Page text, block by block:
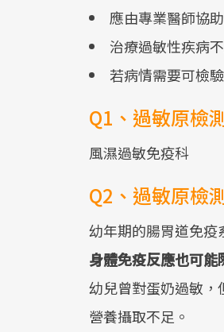
應由專業醫師協
治療過敏性疾病
若病情需要可檢
Q1、過敏原檢
風濕過敏免疫科
Q2、過敏原檢
幼年期的腸胃道免疫
身體免疫反應也可
幼兒曾對蛋奶過敏
營養攝取不足。